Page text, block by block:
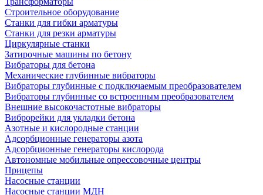
Строительное оборудование
Станки для гибки арматуры
Станки для резки арматуры
Циркулярные станки
Затирочные машины по бетону
Вибраторы для бетона
Механические глубинные вибраторы
Вибраторы глубинные с подключаемым преобразователем
Вибраторы глубинные со встроенным преобразователем
Внешние высокочастотные вибраторы
Виброрейки для укладки бетона
Азотные и кислородные станции
Адсорбционные генераторы азота
Адсорбционные генераторы кислорода
Автономные мобильные опрессовочные центры
Прицепы
Насосные станции
Насосные станции МДН